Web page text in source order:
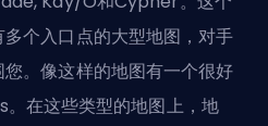
个入口点的大型地图，对手
。像这样的地图有一个很好
在这些类型的地图上，地